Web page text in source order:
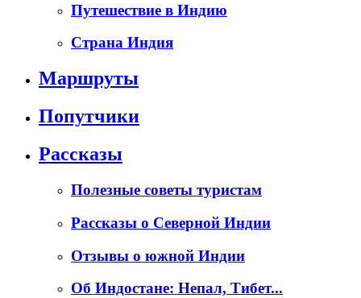
Путешествие в Индию
Страна Индия
Маршруты
Попутчики
Рассказы
Полезные советы туристам
Рассказы о Северной Индии
Отзывы о южной Индии
Об Индостане: Непал, Тибет...